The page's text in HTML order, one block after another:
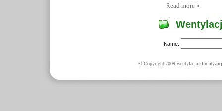
Read more »
Name:
© Copyright 2009 wentylacja-